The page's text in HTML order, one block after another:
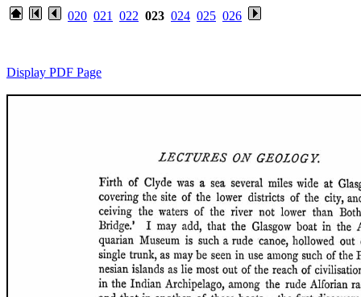
020 021 022 023 024 025 026
Display PDF Page